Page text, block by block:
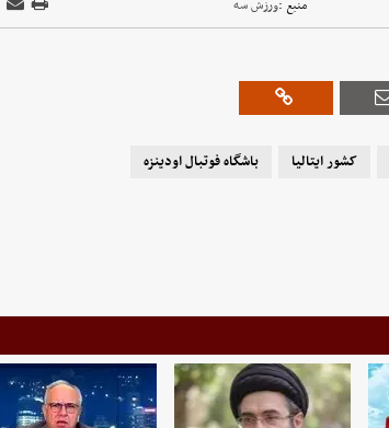
منبع :ورزش سه
کشور ایتالیا
باشگاه فوتبال اودینزه